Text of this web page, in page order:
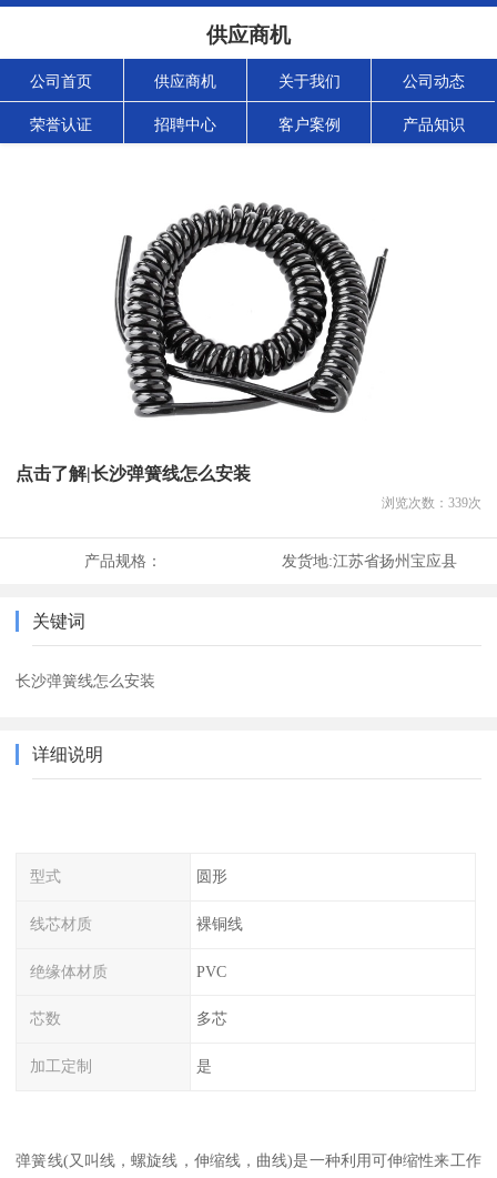
供应商机
公司首页 供应商机 关于我们 公司动态
荣誉认证 招聘中心 客户案例 产品知识
点击了解|长沙弹簧线怎么安装
浏览次数： 339次
产品规格： 发货地:江苏省扬州宝应县
关键词
长沙弹簧线怎么安装
详细说明
型式 圆形
线芯材质 裸铜线
绝缘体材质 PVC
芯数 多芯
加工定制 是
弹簧线(又叫线，螺旋线，伸缩线，曲线)是一种利用可伸缩性来工作